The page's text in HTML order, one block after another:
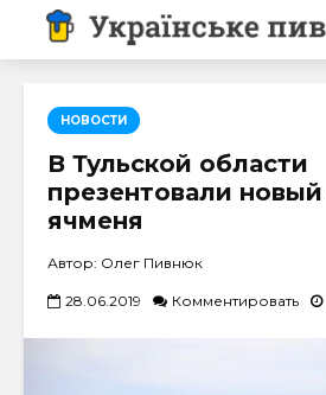
НОВОСТИ
В Тульской области
презентовали
ячменя
Автор: Олег Пивнюк
28.06.2019 Комментировать